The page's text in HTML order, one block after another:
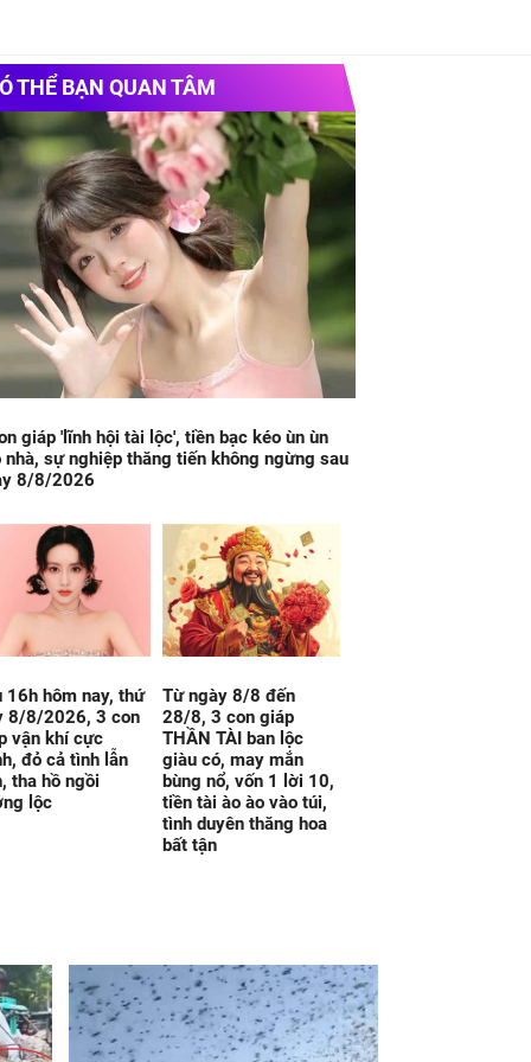
THỂ BẠN QUAN TÂM
giáp 'lĩnh hội tài lộc', tiền bạc kéo ùn ùn
nhà, sự nghiệp thăng tiến không ngừng sau
8/8/2026
16h hôm nay, thứ
8/8/2026, 3 con
vận khí cực
đỏ cả tình lẫn
tha hồ ngồi
lộc
Từ ngày 8/8 đến
28/8, 3 con giáp
THẦN TÀI ban lộc
giàu có, may mắn
bùng nổ, vốn 1 lời 10,
tiền tài ào ào vào túi,
tình duyên thăng hoa
bất tận